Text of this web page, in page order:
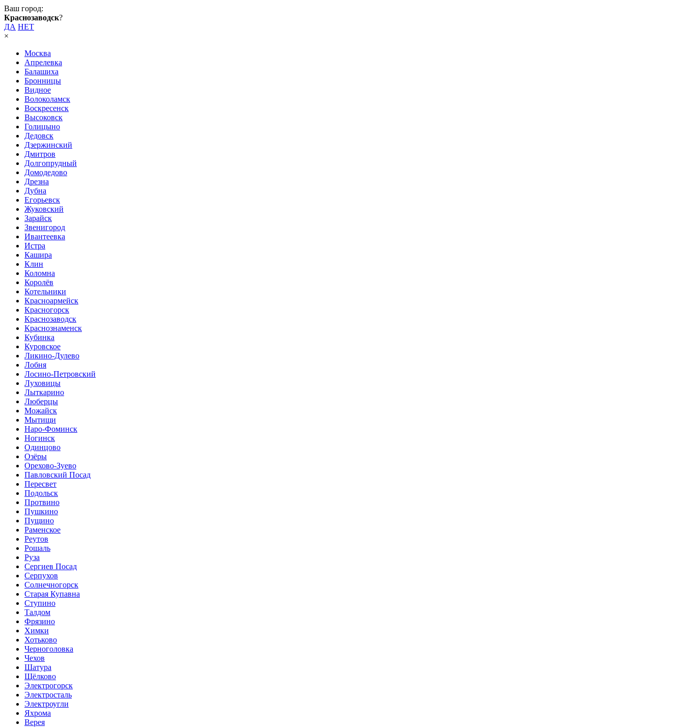
Ваш город:
Краснозаводск?
ДА НЕТ
×
Москва
Апрелевка
Балашиха
Бронницы
Видное
Волоколамск
Воскресенск
Высоковск
Голицыно
Дедовск
Дзержинский
Дмитров
Долгопрудный
Домодедово
Дрезна
Дубна
Егорьевск
Жуковский
Зарайск
Звенигород
Ивантеевка
Истра
Кашира
Клин
Коломна
Королёв
Котельники
Красноармейск
Красногорск
Краснозаводск
Краснознаменск
Кубинка
Куровское
Ликино-Дулево
Лобня
Лосино-Петровский
Луховицы
Лыткарино
Люберцы
Можайск
Мытищи
Наро-Фоминск
Ногинск
Одинцово
Озёры
Орехово-Зуево
Павловский Посад
Пересвет
Подольск
Протвино
Пушкино
Пущино
Раменское
Реутов
Рошаль
Руза
Сергиев Посад
Серпухов
Солнечногорск
Старая Купавна
Ступино
Талдом
Фрязино
Химки
Хотьково
Черноголовка
Чехов
Шатура
Щёлково
Электрогорск
Электросталь
Электроугли
Яхрома
Верея